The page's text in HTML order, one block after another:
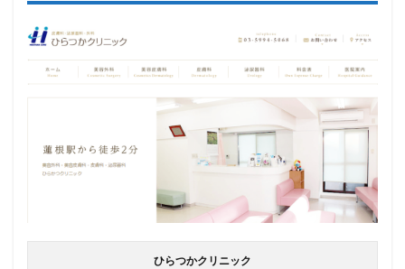
ひらつかクリニック